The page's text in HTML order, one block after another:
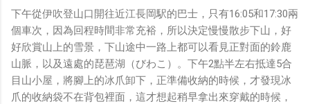
下午從伊吹登山口開往近江長岡駅的巴士，只有16:05和17:30兩
個車次，因為回程時間非常充裕，所以決定慢慢散步下山，好
好欣賞山上的雪景，下山途中一路上都可以看見正對面的鈴鹿
山脈，以及遠處的琵琶湖（びわこ）。下午2點半左右抵達5合
目山小屋，將腳上的冰爪卸下，正準備收納的時候，才發現冰
爪的收納袋不在背包裡面，這才想起稍早拿出來穿戴的時候，